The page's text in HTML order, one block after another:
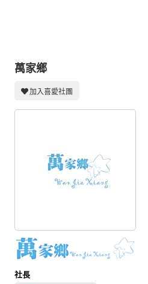
攤位轉讓區
會員功能選單
註冊會員
萬家鄉
加入喜愛社團
社長